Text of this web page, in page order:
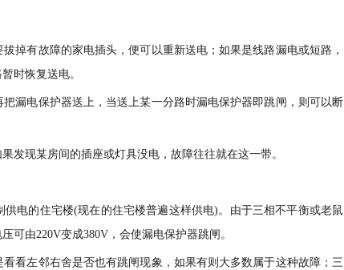
掉有故障的家电插头，便可以重新送电；如果是线路漏电或短路，
时恢复送电。
漏电保护器送上，当送上某一分路时漏电保护器即跳闸，则可以断
发现某房间的插座或灯具没电，故障往往就在这一带。
电的住宅楼(现在的住宅楼普遍这样供电)。由于三相不平衡或老鼠
可由220V变成380V，会使漏电保护器跳闸。
看左邻右舍是否也有跳闸现象，如果有则大多数属于这种故障；三